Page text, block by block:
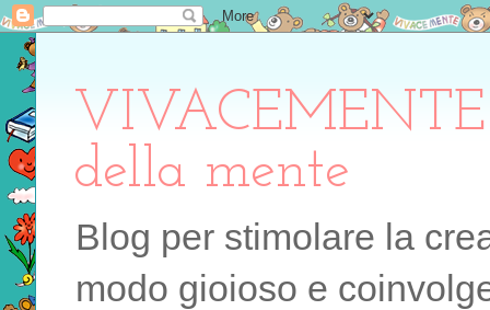
della mente
Blog per stimolare la
modo gioioso e